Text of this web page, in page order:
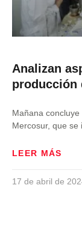
Analizan
producción
Mañana
Mercosur, que se
LEER MÁS
17 de abril de